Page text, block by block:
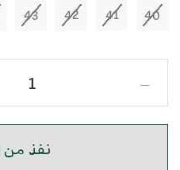
40
41
42
43
نفذ من